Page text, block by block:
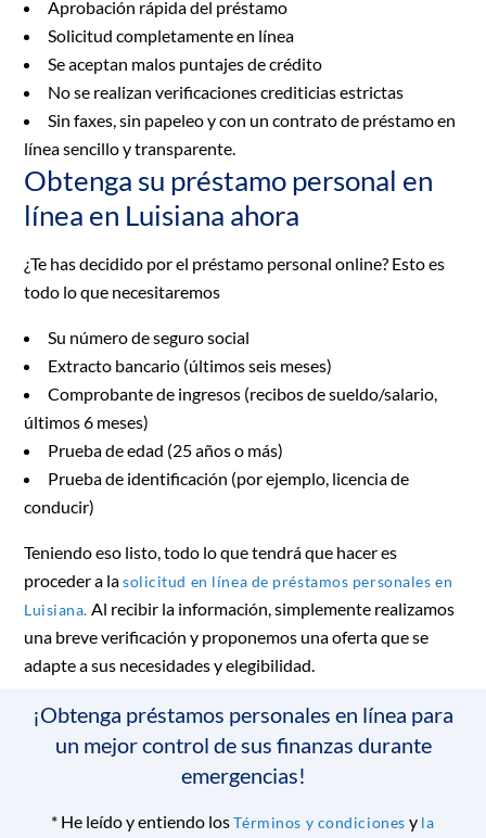
Aprobación rápida del préstamo
Solicitud completamente en línea
Se aceptan malos puntajes de crédito
No se realizan verificaciones crediticias estrictas
Sin faxes, sin papeleo y con un contrato de préstamo en
línea sencillo y transparente.
Obtenga su préstamo personal en
línea en Luisiana ahora
¿Te has decidido por el préstamo personal online? Esto es
todo lo que necesitaremos
Su número de seguro social
Extracto bancario (últimos seis meses)
Comprobante de ingresos (recibos de sueldo/salario,
últimos 6 meses)
Prueba de edad (25 años o más)
Prueba de identificación (por ejemplo, licencia de
conducir)
Teniendo eso listo, todo lo que tendrá que hacer es
proceder a lasolicitud en línea de préstamos personales en
Luisiana. Al recibir la información, simplemente realizamos
una breve verificación y proponemos una oferta que se
adapte a sus necesidades y elegibilidad.
¡Obtenga préstamos personales en línea para
un mejor control de sus finanzas durante
emergencias!
* He leído y entiendo losTérminos y condicionesy la